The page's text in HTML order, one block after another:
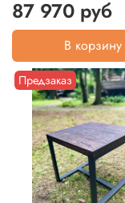
87 970 руб
В корзину
Предзаказ